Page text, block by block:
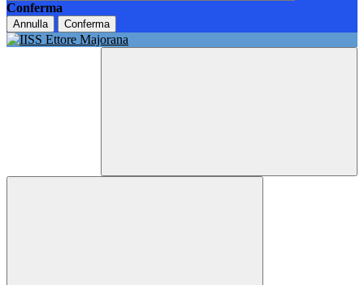
Conferma
Annulla Conferma